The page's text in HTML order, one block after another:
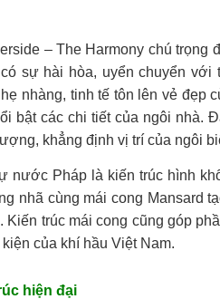
– The Harmony chú trọng
sự hài hòa, uyển chuyển với
nhàng, tinh tế tôn lên vẻ đẹp
bật các chi tiết của ngôi nhà.
khẳng định vị trí của ngôi
nước Pháp là kiến trúc hình
nhã cùng mái cong Mansard
trúc mái cong cũng góp
của khí hầu Việt Nam.
hiện đại